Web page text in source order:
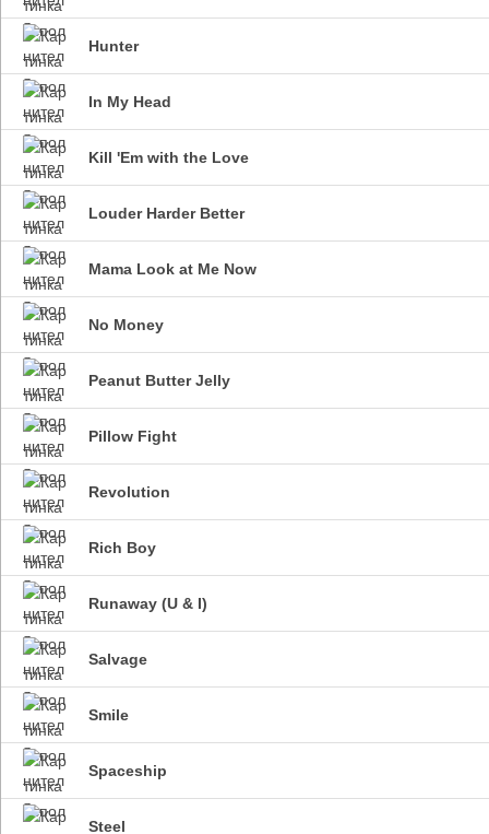
Hunter
In My Head
Kill 'Em with the Love
Louder Harder Better
Mama Look at Me Now
No Money
Peanut Butter Jelly
Pillow Fight
Revolution
Rich Boy
Runaway (U & I)
Salvage
Smile
Spaceship
Steel